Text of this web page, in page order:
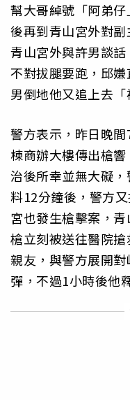
幫大哥綽號「阿弟
後再到青山宮外對
青山宮外與許男談
不對拔腿要跑，邱
男倒地他又追上去
警方表示，昨日晚
棟商辦大樓傳出槍
治後所幸並無大礙
料12分鐘後，警方
宮也發生槍擊案，
槍立刻被送往醫院
親友，與警方展開
彈，不過1小時後他